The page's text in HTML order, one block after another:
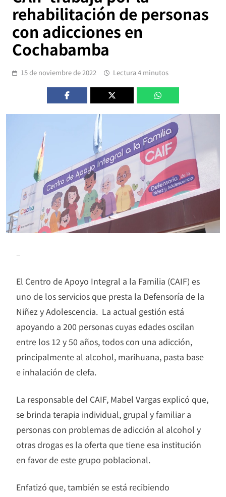
rehabilitación de personas
con adicciones en
Cochabamba
15 de noviembre de 2022 Lectura 4 minutos
–
El Centro de Apoyo Integral a la Familia (CAIF) es
uno de los servicios que presta la Defensoría de la
Niñez y Adolescencia. La actual gestión está
apoyando a 200 personas cuyas edades oscilan
entre los 12 y 50 años, todos con una adicción,
principalmente al alcohol, marihuana, pasta base
e inhalación de clefa.
La responsable del CAIF, Mabel Vargas explicó que,
se brinda terapia individual, grupal y familiar a
personas con problemas de adicción al alcohol y
otras drogas es la oferta que tiene esa institución
en favor de este grupo poblacional.
Enfatizó que, también se está recibiendo